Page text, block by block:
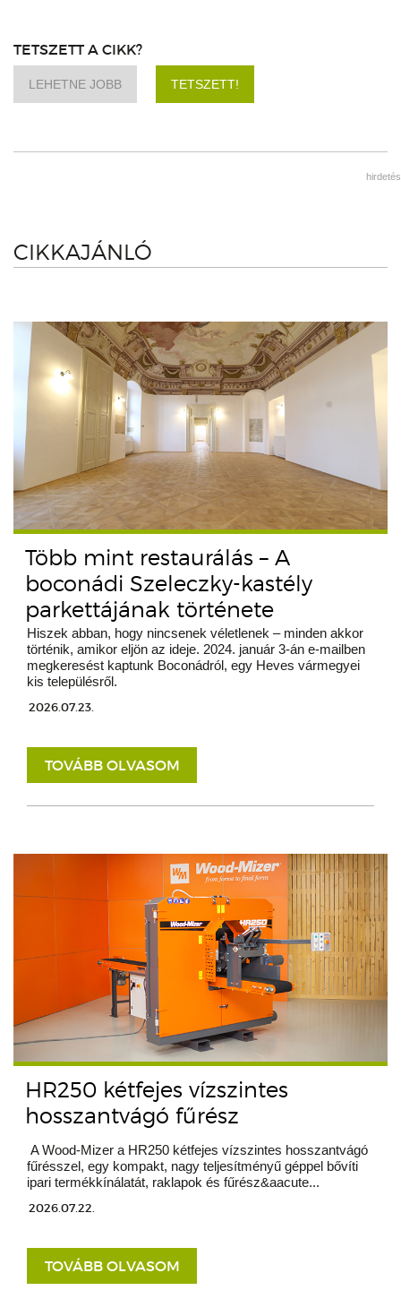
TETSZETT A CIKK?
LEHETNE JOBB TETSZETT!
hirdetés
CIKKAJÁNLÓ
Több mint restaurálás – A
boconádi Szeleczky-kastély
parkettájának története
Hiszek abban, hogy nincsenek véletlenek – minden akkor
történik, amikor eljön az ideje. 2024. január 3-án e-mailben
megkeresést kaptunk Boconádról, egy Heves vármegyei
kis településről.
2026.07.23.
TOVÁBB OLVASOM
HR250 kétfejes vízszintes
hosszantvágó fűrész
A Wood-Mizer a HR250 kétfejes vízszintes hosszantvágó
fűrésszel, egy kompakt, nagy teljesítményű géppel bővíti
ipari termékkínálatát, raklapok és fűrész&aacute...
2026.07.22.
TOVÁBB OLVASOM